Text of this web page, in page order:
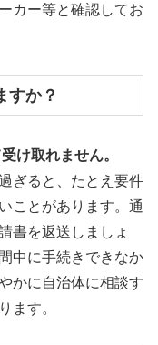
カー等と確認してお
すか？
け取れません。
ぎると、たとえ要件
ことがあります。通
書を返送しましょ
中に手続きできなか
かに自治体に相談す
ます。